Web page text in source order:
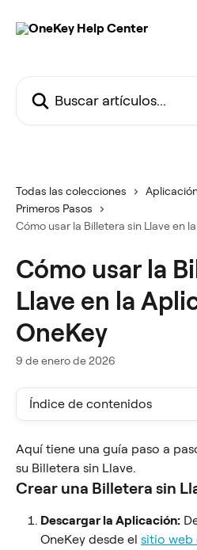
Todas las colecciones
Primeros Pasos
Cómo usar la Billetera sin Llave en
Cómo usar la
Llave en la
OneKey
9 de enero de 2026
Índice de contenidos
Aquí tiene una guía paso a
su Billetera sin Llave.
Crear una Billetera sin
Descargar la Aplicación:
OneKey desde el sitio web